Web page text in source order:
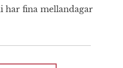
har fina mellandagar